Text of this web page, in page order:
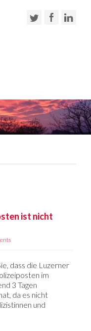
ist nicht
dass die Luzerner
im
3 Tagen
da es nicht
und